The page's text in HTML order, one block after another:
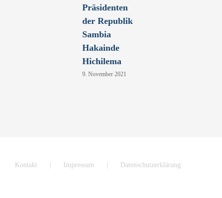
Präsidenten
der Republik
Sambia
Hakainde
Hichilema
9. November 2021
Kontakt Impressum Datenschutzerklärung